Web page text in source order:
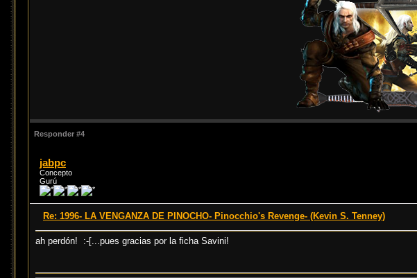
Responder #4
jabpc
Concepto
Gurú
Re: 1996- LA VENGANZA DE PINOCHO- Pinocchio's Revenge- (Kevin S. Tenney)
ah perdón! :-[...pues gracias por la ficha Savini!